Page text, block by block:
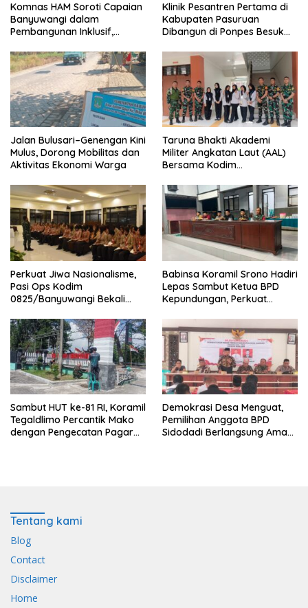
Komnas HAM Soroti Capaian
Banyuwangi dalam
Pembangunan Inklusif,
Nasional
Klinik Pesantren Pertama di
Kabupaten Pasuruan
Dibangun di Ponpes Besuk
Kesehatan Santri
Jalan Bulusari–Genengan Kini
Mulus, Dorong Mobilitas dan
Aktivitas Ekonomi Warga
Taruna Bhakti Akademi
Militer Angkatan Laut (AAL)
Bersama Kodim
Generasi Disiplin dan Berjiwa
Nasionalis
Perkuat Jiwa Nasionalisme,
Pasi Ops Kodim
0825/Banyuwangi Bekali
dengan Wawasan
Kebangsaan
Babinsa Koramil Srono Hadiri
Lepas Sambut Ketua BPD
Kepundungan, Perkuat
Sambut HUT ke-81 RI, Koramil
Tegaldlimo Percantik Mako
dengan Pengecatan Pagar
Demokrasi Desa Menguat,
Pemilihan Anggota BPD
Sidodadi Berlangsung Aman
Tentang kami
Blog
Contact
Disclaimer
Home